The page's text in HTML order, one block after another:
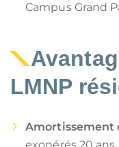
Campus Grand
LMNP
Amortissement